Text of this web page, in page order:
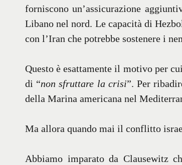
forniscono un’assicurazione
Libano nel nord. Le capacità di
con l’Iran che potrebbe sostenere i
Questo è esattamente il motivo per
di “non sfruttare la crisi”. Per
della Marina americana nel
Ma allora quando mai il conflitto
Abbiamo imparato da Clausewitz